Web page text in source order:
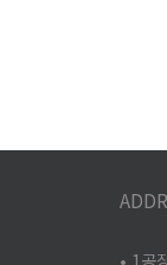
• 1공